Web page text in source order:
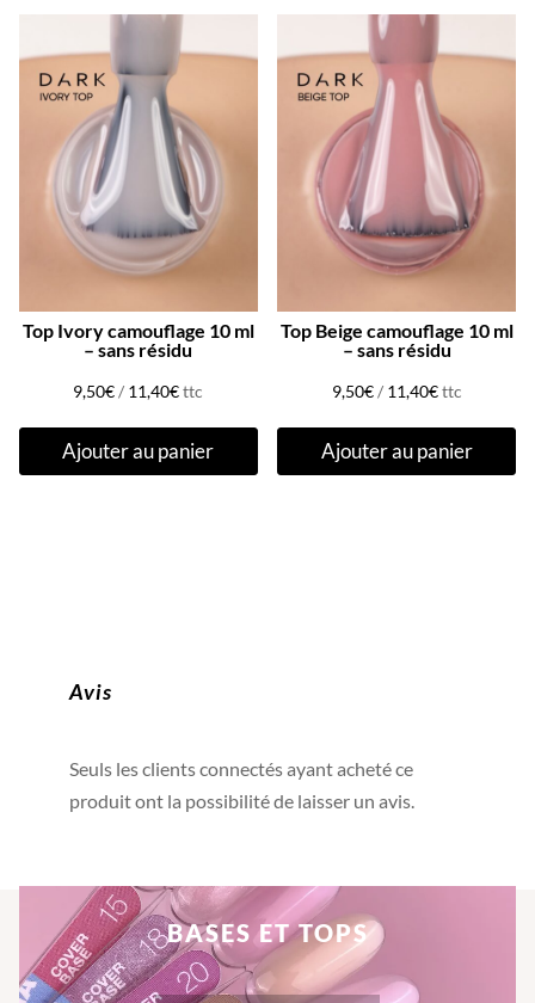
Top Ivory camouflage 10 ml
– sans résidu
9,50€/ 11,40€ttc
Ajouter au panier
Top Beige camouflage 10 ml
– sans résidu
9,50€/ 11,40€ttc
Ajouter au panier
Avis
Seuls les clients connectés ayant acheté ce
produit ont la possibilité de laisser un avis.
BASES ET TOPS